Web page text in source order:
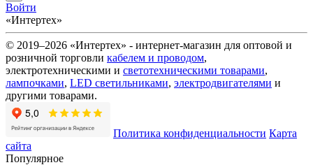
Войти
«Интертех»
© 2019–2026 «Интертех» - интернет-магазин для оптовой и
розничной торговли кабелем и проводом,
электротехническими и светотехническими товарами,
лампочками, LED светильниками, электродвигателями и
другими товарами.
Политика конфиденциальности Карта
сайта
Популярное